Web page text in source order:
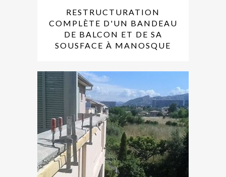
RESTRUCTURATION
COMPLÈTE D'UN BANDEAU
DE BALCON ET DE SA
SOUSFACE À MANOSQUE